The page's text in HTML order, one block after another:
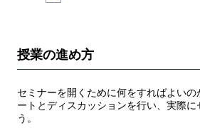
授業の進め方
セミナーを開くために何をすればよいの
ートとディスカッションを行い、実際
う。